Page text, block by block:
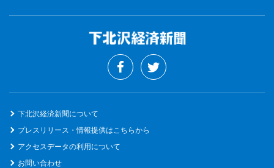
下北沢経済新聞について
プレスリリース・情報提供はこちらから
アクセスデータの利用について
お問い合わせ